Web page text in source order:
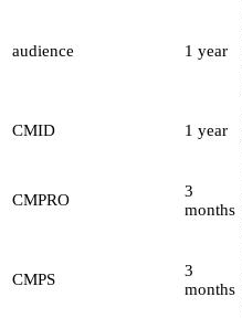
audience 1 year
CMID 1 year
CMPRO
3
months
CMPS
3
months